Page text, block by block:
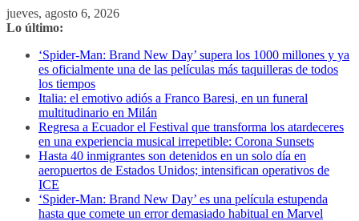
Saltar
al
jueves, agosto 6, 2026
Lo último:
‘Spider-Man: Brand New Day’ supera los 1000 millones y ya
es oficialmente una de las películas más taquilleras de todos
los tiempos
Italia: el emotivo adiós a Franco Baresi, en un funeral
multitudinario en Milán
Regresa a Ecuador el Festival que transforma los atardeceres
en una experiencia musical irrepetible: Corona Sunsets
Hasta 40 inmigrantes son detenidos en un solo día en
aeropuertos de Estados Unidos; intensifican operativos de
ICE
‘Spider-Man: Brand New Day’ es una película estupenda
hasta que comete un error demasiado habitual en Marvel